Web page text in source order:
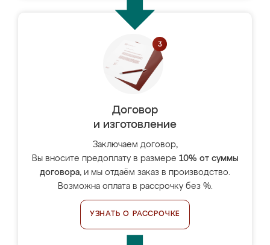
Договор
и изготовление
Заключаем договор,
Вы вносите предоплату в размере 10% от суммы
договора, и мы отдаём заказ в производство.
Возможна оплата в рассрочку без %.
УЗНАТЬ О РАССРОЧКЕ